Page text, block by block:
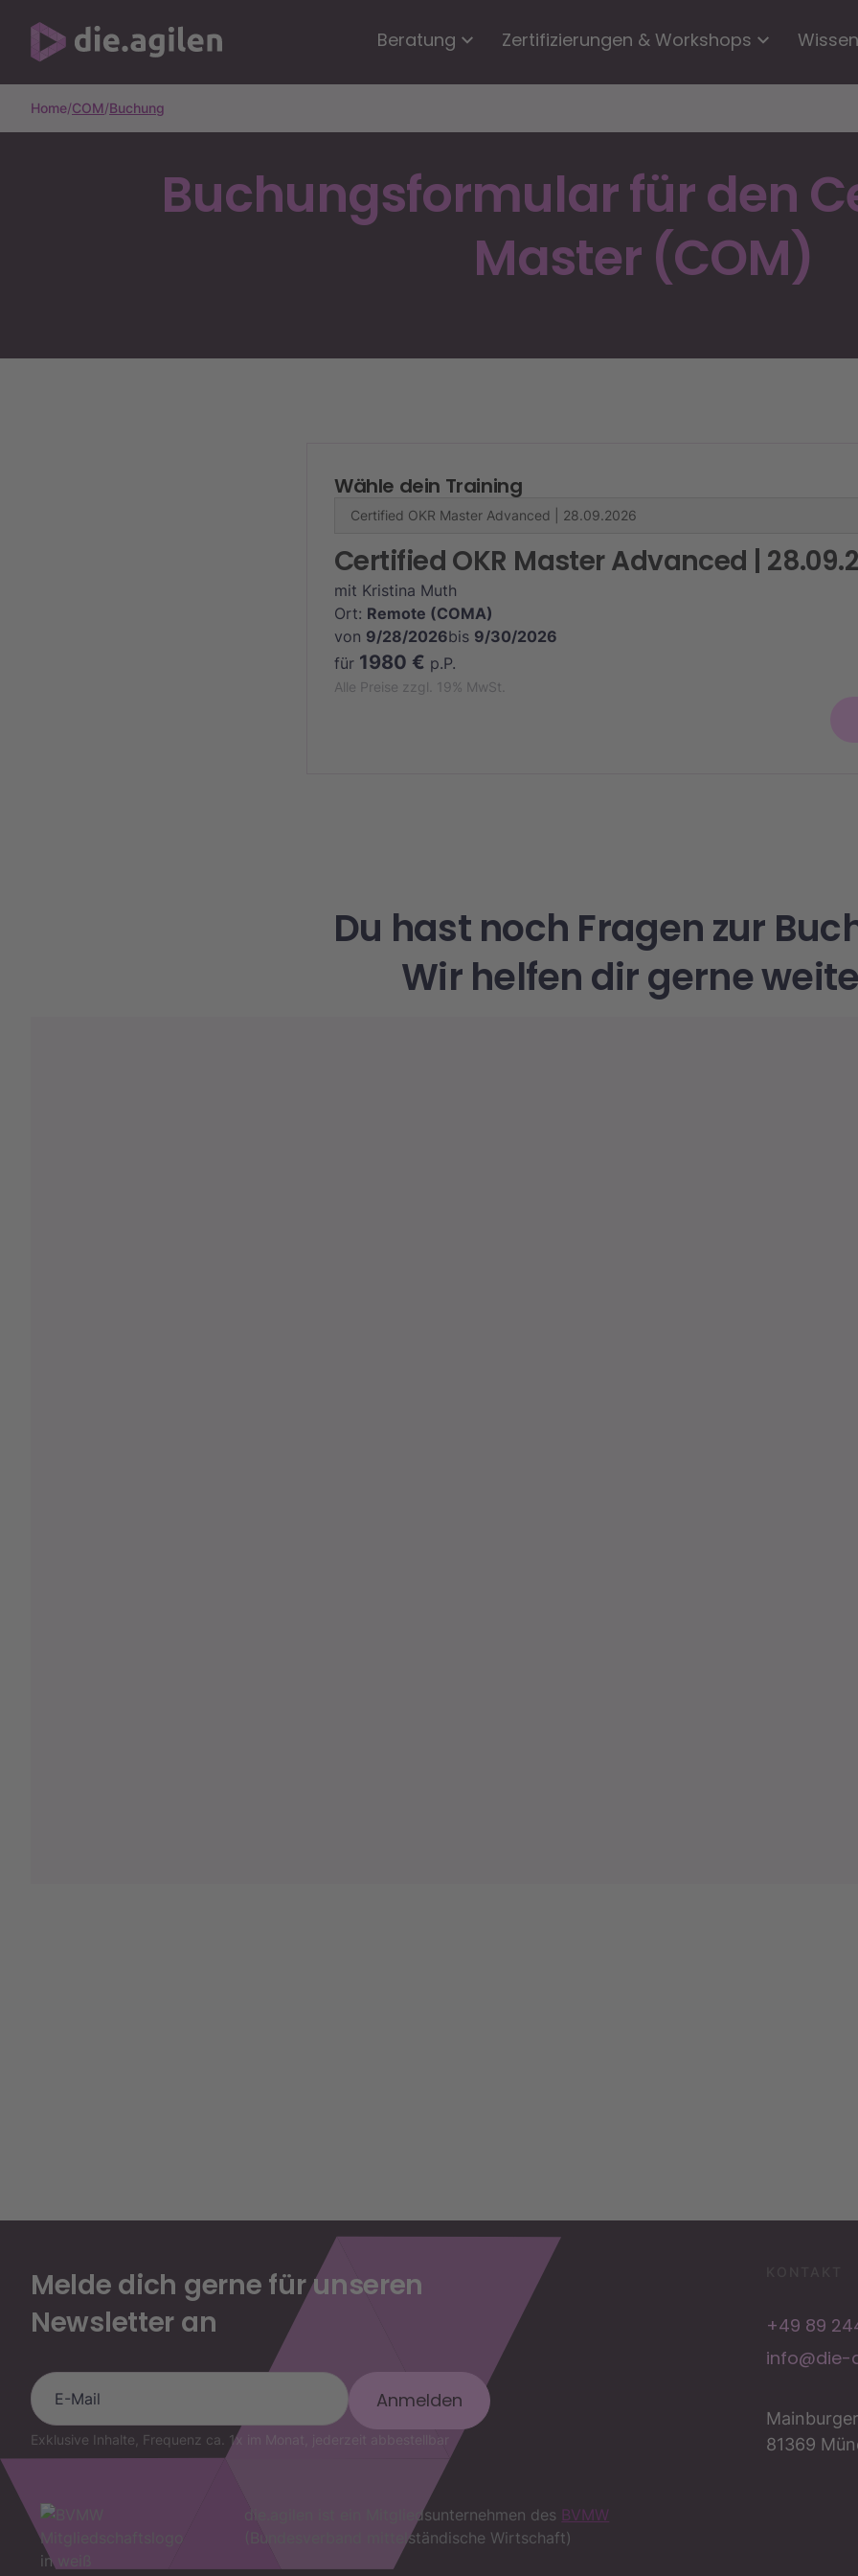
Beratung Zertifizierungen & Workshops Wissen
Home/COM/Buchung
Buchungsformular für den
Master (COM)
Wähle dein Training
Certified OKR Master Advanced |
mit Kristina Muth
Ort: Remote (COMA)
von 9/28/2026bis 9/30/2026
für 1980 € p.P.
Alle Preise zzgl. 19% MwSt.
Du hast noch Fragen zur
Wir helfen dir gerne
Melde dich gerne für unseren
Newsletter an
Exklusive Inhalte, Frequenz ca. 1x im Monat, jederzeit abbestellbar
+49 89
info@die-
81369
die.agilen ist ein Mitgliedsunternehmen des BVMW
(Bundesverband mittelständische Wirtschaft)